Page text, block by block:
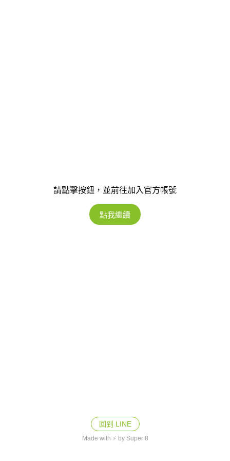
請點擊按鈕，並前往加入官方帳號
點我繼續
回到 LINE
Made with ⚡ by Super 8